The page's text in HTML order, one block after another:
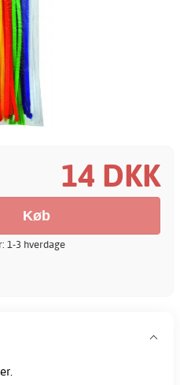
14 DKK
1-3 hverdage